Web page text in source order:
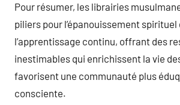
Pour résumer, les librairies
piliers pour l’épanouissement spirituel
l’apprentissage continu, offrant des
inestimables qui enrichissent la vie
favorisent une communauté plus
consciente.